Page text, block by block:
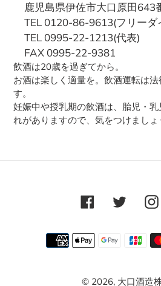
鹿児島県伊佐市大口原田643
TEL 0120-86-9613(フリーダ
TEL 0995-22-1213(代表)
FAX 0995-22-9381
飲酒は20歳を過ぎてから。
お酒は楽しく適量を。飲酒運転は
す。
妊娠中や授乳期の飲酒は、胎児・
れがありますので、気をつけましょ
FacebookTwitter
決
© 2026, 大口酒造